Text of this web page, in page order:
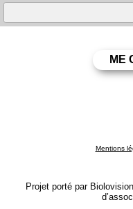
Mentions
Projet porté par